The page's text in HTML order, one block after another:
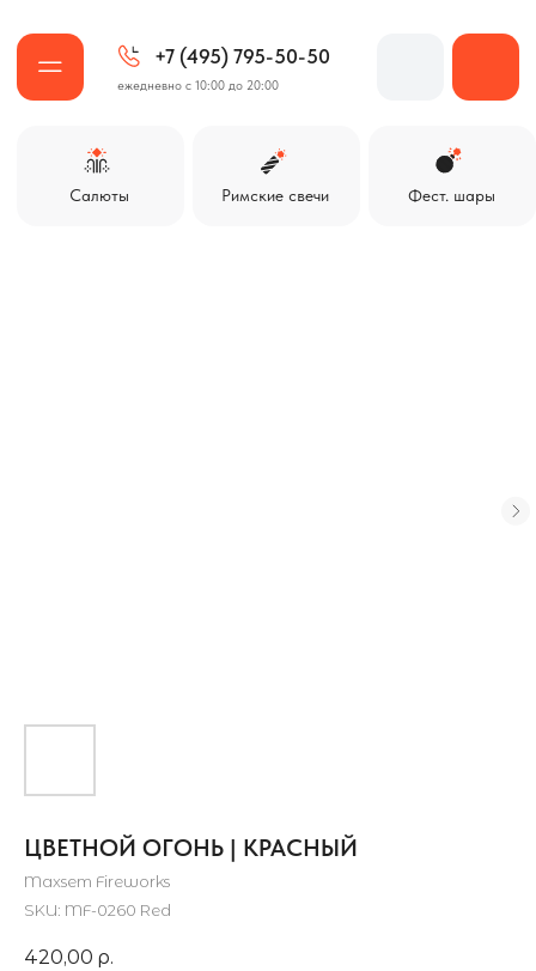
ежедневно с 10:00 до 20:00
ЦВЕТНОЙ ОГОНЬ | КРАСНЫЙ
Maxsem Fireworks
SKU: MF-0260 Red
420,00 р.